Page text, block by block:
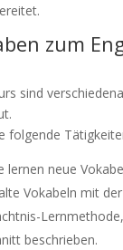
zum
sind
folgende
lernen neue
Vokabeln mit der
beschrieben.